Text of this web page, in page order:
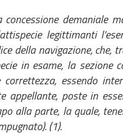
concessione
legittimanti
della navigazione, che,
in esame, la sezione
essendo
poste in
alla parte, la quale,
(1).